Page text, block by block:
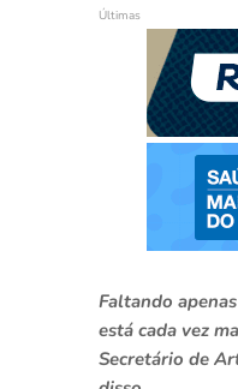
Últimas
Faltando
está cada vez
Secretário de